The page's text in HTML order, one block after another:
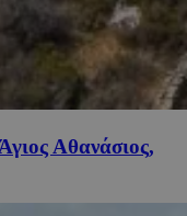
Αθανάσιος,